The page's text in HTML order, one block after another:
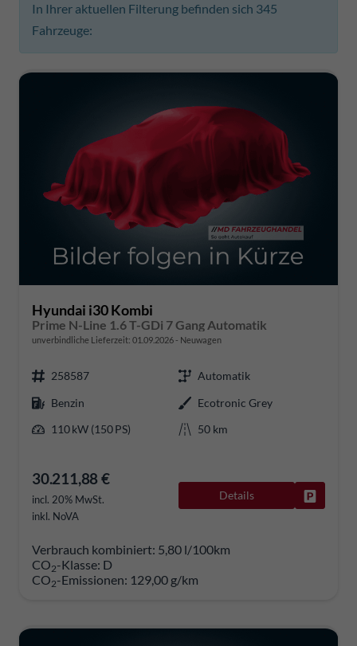
In Ihrer aktuellen Filterung befinden sich 345
Fahrzeuge:
Hyundai i30 Kombi
Prime N-Line 1.6 T-GDi 7 Gang Automatik
unverbindliche Lieferzeit: 01.09.2026 Neuwagen
258587
Automatik
Benzin
Ecotronic Grey
110 kW (150 PS)
50 km
30.211,88 €
incl. 20% MwSt.
inkl. NoVA
Details
Verbrauch kombiniert: 5,80 l/100km
CO2-Klasse: D
CO2-Emissionen: 129,00 g/km